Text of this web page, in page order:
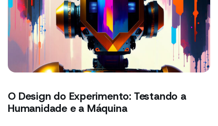
O Design do Experimento: Testando a
Humanidade e a Máquina